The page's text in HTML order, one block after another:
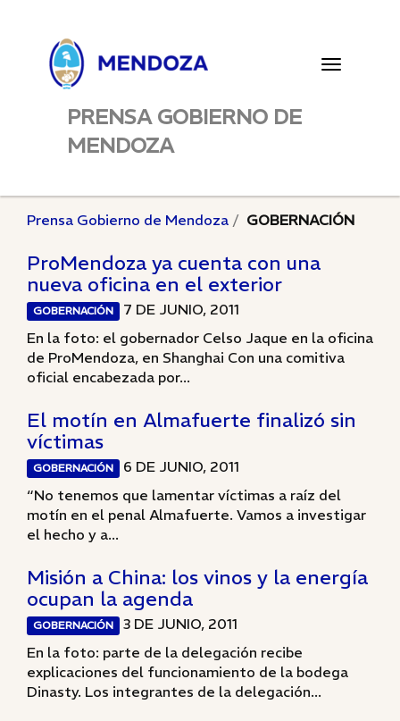
Toggle
PRENSA GOBIERNO DE
MENDOZA
Prensa Gobierno de Mendoza GOBERNACIÓN
ProMendoza ya cuenta con una
nueva oficina en el exterior
GOBERNACIÓN
7 DE JUNIO, 2011
En la foto: el gobernador Celso Jaque en la oficina
de ProMendoza, en Shanghai Con una comitiva
oficial encabezada por...
El motín en Almafuerte finalizó sin
víctimas
GOBERNACIÓN
6 DE JUNIO, 2011
“No tenemos que lamentar víctimas a raíz del
motín en el penal Almafuerte. Vamos a investigar
el hecho y a...
Misión a China: los vinos y la energía
ocupan la agenda
GOBERNACIÓN
3 DE JUNIO, 2011
En la foto: parte de la delegación recibe
explicaciones del funcionamiento de la bodega
Dinasty. Los integrantes de la delegación...